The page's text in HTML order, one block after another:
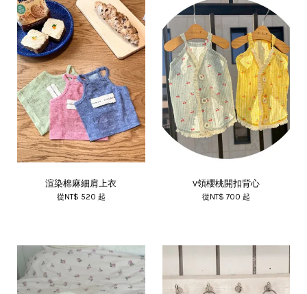
渲染棉麻細肩上衣
從NT$ 520 起
V領櫻桃開扣背心
從NT$ 700 起